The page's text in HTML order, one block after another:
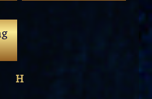
H